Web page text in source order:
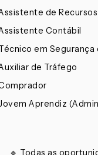
Assistente de
Assistente Contábil
Técnico em Segurança
Auxiliar de Tráfego
Comprador
Jovem Aprendiz
🔹 Todas as